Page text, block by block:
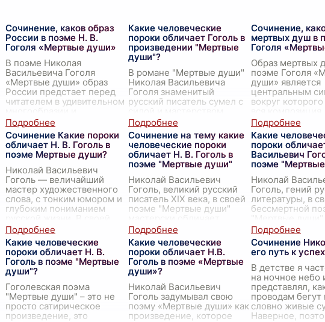
Сочинение, каков образ
России в поэме Н. В.
Гоголя «Мертвые души»
В поэме Николая
Васильевича Гоголя
«Мертвые души» образ
России предстает перед
читателем в удивительном
живописности. Это
произведение - настоящий
гимн русской жизни...
Какие человеческие
пороки обличает Гоголь в
произведении "Мертвые
души"?
В романе "Мертвые души"
Николая Васильевича
Гоголя знаменитый
русский писатель сумел с
обличить многочисленные
человеческие пороки,
свойственные обществу
его вр...
Сочинение,
мертвых душ в
Гоголя
Образ мертвых
поэме Гоголя
души» является
центральным
вокруг
произведения и
развертывается
сюжетная
толь...
Сочинение Какие пороки
обличает Н. В. Гоголь в
поэме Мертвые души?
Николай Васильевич
Гоголь — величайший
мастер художественного
слова, с тонким юмором и
глубоким пониманием
поэме "Мертвые души" он
создает выразительные
обра...
Сочинение на тему какие
человеческие пороки
обличает Н. В. Гоголь в
поэме "Мертвые души"
Николай Васильевич
Гоголь, великий русский
писатель XIX века, в своей
поэме "Мертвые души"
множество человеческих
пороков, которые
пронизывают общество его
време...
Какие
пороки
Васильевич
поэме
Николай
Гоголь, гений
литературы, в
бессмертной
панорамное
котором с
точностью и
юмором
Какие человеческие
пороки обличает Н. В.
Гоголь в поэме "Мертвые
души"?
Гоголевская поэма
"Мертвые души" – это не
просто сатирическое
произведение, это
Какие человеческие
пороки обличает Н.В.
Гоголь в поэме «Мертвые
души»?
Николай Васильевич
Гоголь задумывал свою
поэму «Мертвые души» как
произведение, которое
Сочинение
его путь к
В детстве я
на ночное небо
представлял,
проводам бегут
словно живые
Наверное,